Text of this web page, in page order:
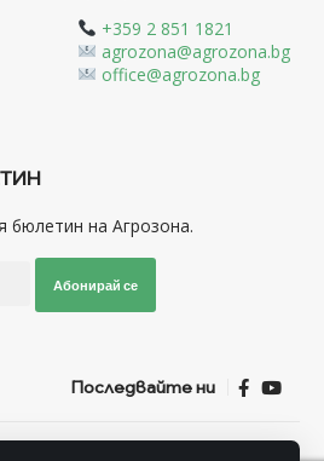
+359 2 851 1821
agrozona@agrozona.bg
office@agrozona.bg
бюлетин на Агрозона.
Абонирай се
Последвайте ни